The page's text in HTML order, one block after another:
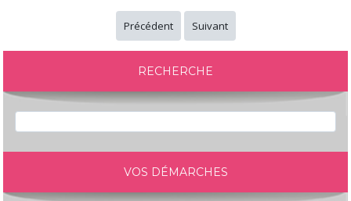
Précédent Suivant
RECHERCHE
VOS DÉMARCHES